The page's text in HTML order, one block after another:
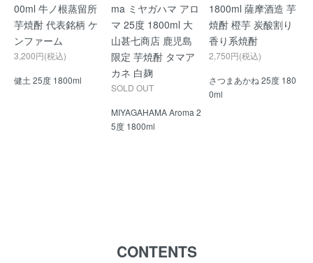
00ml 牛ノ根蒸留所
芋焼酎 代表銘柄 ケ
ンファーム
3,200円(税込)
健土 25度 1800ml
ma ミヤガハマ アロ
マ 25度 1800ml 大
山甚七商店 鹿児島
限定 芋焼酎 タマア
カネ 白麹
SOLD OUT
MIYAGAHAMA Aroma 2
5度 1800ml
1800ml 薩摩酒造 芋
焼酎 橙芋 炭酸割り
香り系焼酎
2,750円(税込)
さつまあかね 25度 180
0ml
CONTENTS